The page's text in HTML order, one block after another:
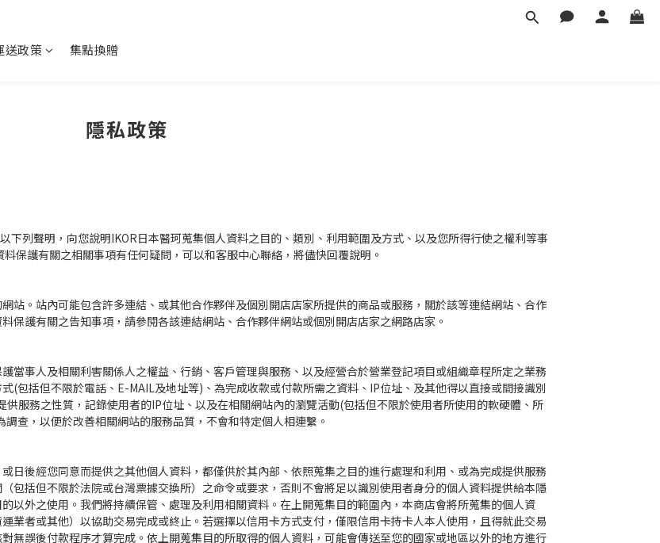
送政策 集點換贈
隱私政策
下列聲明，向您說明IKOR日本醫珂蒐集個人資料之目的、類別、利用範圍及方式、以及您所得行使之權利等事
保護有關之相關事項有任何疑問，可以和客服中心聯絡，將儘快回覆說明。
站。站內可能包含許多連結、或其他合作夥伴及個別開店店家所提供的商品或服務，關於該等連結網站、合作
保護有關之告知事項，請參閱各該連結網站、合作夥伴網站或個別開店店家之網路店家。
當事人及相關利害關係人之權益、行銷、客戶管理與服務、以及經營合於營業登記項目或組織章程所定之業務
(包括但不限於電話、E-MAIL及地址等)、為完成收款或付款所需之資料、IP位址、及其他得以直接或間接識別
服務之性質，記錄使用者的IP位址、以及在相關網站內的瀏覽活動(包括但不限於使用者所使用的軟硬體、所
查，以便於改善相關網站的服務品質，不會和特定個人相連繫。
日後經您同意而提供之其他個人資料，都僅供於其內部、依照蒐集之目的進行處理和利用、或為完成提供服務
包括但不限於法院或台灣票據交換所）之命令或要求，否則不會將足以識別使用者身分的個人資料提供給本隱
以外之使用。我們將持續保管、處理及利用相關資料。在上開蒐集目的範圍內，本商店會將所蒐集的個人資
業者或其他）以協助交易完成或終止。若選擇以信用卡方式支付，僅限信用卡持卡人本人使用，且得就此交易
無誤後付款程序才算完成。依上開蒐集目的所取得的個人資料，可能會傳送至您的國家或地區以外的地方進行